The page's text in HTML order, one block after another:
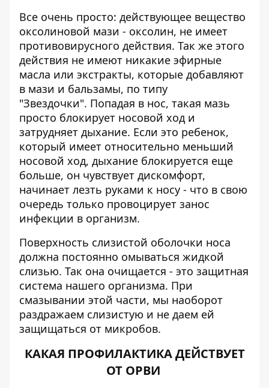
Все очень просто: действующее вещество
оксолиновой мази - оксолин, не имеет
противовирусного действия. Так же этого
действия не имеют никакие эфирные
масла или экстракты, которые добавляют
в мази и бальзамы, по типу
"Звездочки". Попадая в нос, такая мазь
просто блокирует носовой ход и
затрудняет дыхание. Если это ребенок,
который имеет относительно меньший
носовой ход, дыхание блокируется еще
больше, он чувствует дискомфорт,
начинает лезть руками к носу - что в свою
очередь только провоцирует занос
инфекции в организм.
Поверхность слизистой оболочки носа
должна постоянно омываться жидкой
слизью. Так она очищается - это защитная
система нашего организма. При
смазывании этой части, мы наоборот
раздражаем слизистую и не даем ей
защищаться от микробов.
КАКАЯ ПРОФИЛАКТИКА ДЕЙСТВУЕТ
ОТ ОРВИ